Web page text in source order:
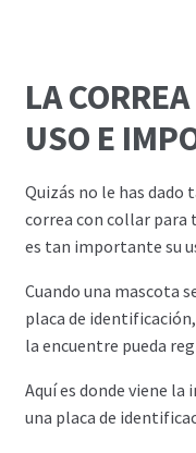
LA
USO E
Quizás no le has
correa con collar para
es tan importante su
Cuando una mascota
placa de
la encuentre pueda
Aquí es donde viene
una placa de